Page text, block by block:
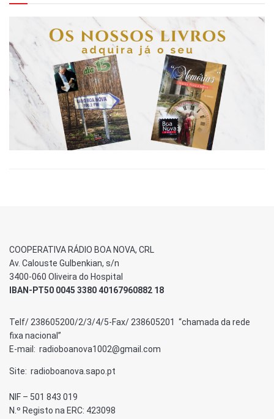
COOPERATIVA RÁDIO BOA NOVA, CRL
Av. Calouste Gulbenkian, s/n
3400-060 Oliveira do Hospital
IBAN-PT50 0045 3380 40167960882 18
Telf/ 238605200/2/3/4/5-Fax/ 238605201 “chamada da rede
fixa nacional”
E-mail: radioboanova1002@gmail.com
Site: radioboanova.sapo.pt
NIF – 501 843 019
N.º Registo na ERC: 423098